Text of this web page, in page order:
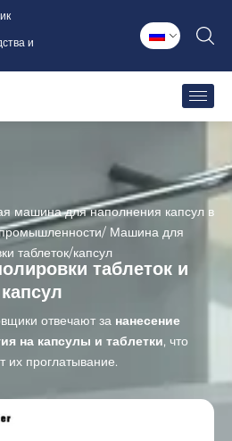
и
машина для наполнения капсул в
/ Машина для
таблеток/капсул
таблеток и
капсул
отвечают за нанесение
на капсулы и таблетки, что
их проглатывание.